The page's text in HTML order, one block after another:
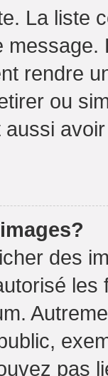
La liste
rendre
ou
aussi
des
pas